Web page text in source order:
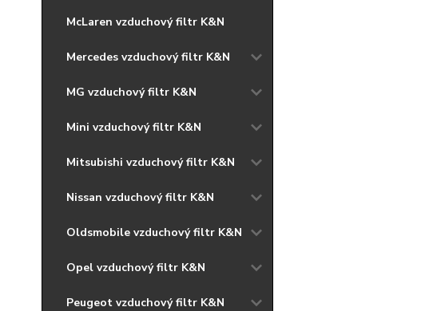
McLaren vzduchový filtr K&N
Mercedes vzduchový filtr K&N
MG vzduchový filtr K&N
Mini vzduchový filtr K&N
Mitsubishi vzduchový filtr K&N
Nissan vzduchový filtr K&N
Oldsmobile vzduchový filtr K&N
Opel vzduchový filtr K&N
Peugeot vzduchový filtr K&N